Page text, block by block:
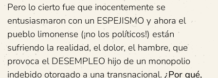
Pero lo cierto fue que inocentemente se
entusiasmaron con un ESPEJISMO y ahora el
pueblo limonense (¡no los políticos!) están
sufriendo la realidad, el dolor, el hambre, que
provoca el DESEMPLEO hijo de un monopolio
indebido otorgado a una transnacional. ¿Por qué,